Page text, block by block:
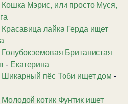
Кошка Мэрис, или просто Муся,
Красавица лайка Герда ищет
Голубокремовая Британистая
- Екатерина
Шикарный пёс Тоби ищет дом -
Молодой котик Фунтик ищет